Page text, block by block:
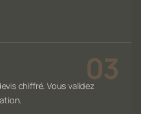
chiffré. Vous validez